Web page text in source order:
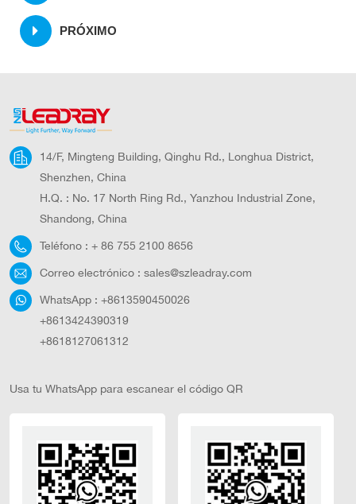
PRÓXIMO
14/F, Mingteng Building, Qinghu Rd., Longhua District,
Shenzhen, China
H.Q. : No. 17 North Ring Rd., Yanzhou Industrial Zone,
Shandong, China
Teléfono : + 86 755 2100 8656
Correo electrónico : sales@szleadray.com
WhatsApp : +8613590450026
+8613424390319
+8618127061312
Usa tu WhatsApp para escanear el código QR